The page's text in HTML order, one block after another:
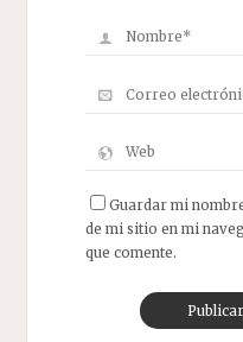
Guardar mi
de mi sitio en mi
que comente.